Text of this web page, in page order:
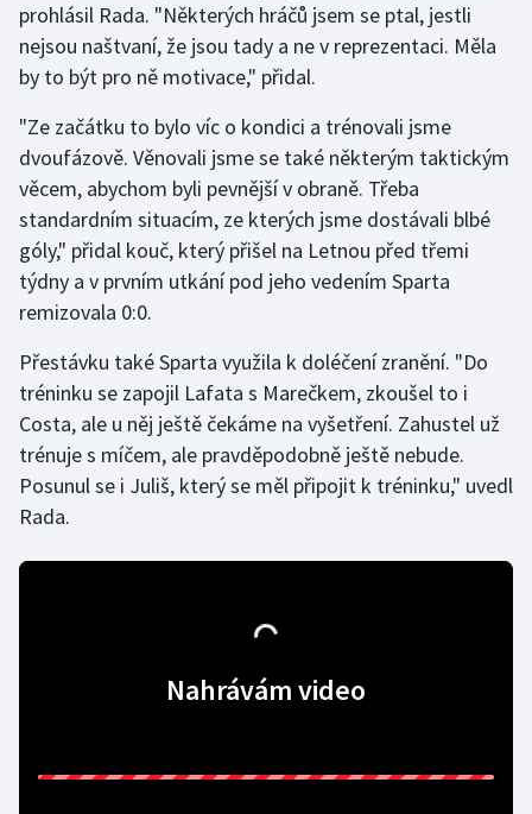
Lezení
Moderní pětiboj
Motorsport
Olympijské hry
Parasport
Plavání
Plážový volejbal
Ragby
Stolní tenis
prohlásil Rada. "Některých hráčů jsem se ptal, jestli
nejsou naštvaní, že jsou tady a ne v reprezentaci. Měla
by to být pro ně motivace," přidal.
"Ze začátku to bylo víc o kondici a trénovali jsme
dvoufázově. Věnovali jsme se také některým taktickým
věcem, abychom byli pevnější v obraně. Třeba
standardním situacím, ze kterých jsme dostávali blbé
góly," přidal kouč, který přišel na Letnou před třemi
týdny a v prvním utkání pod jeho vedením Sparta
remizovala 0:0.
Přestávku také Sparta využila k doléčení zranění. "Do
tréninku se zapojil Lafata s Marečkem, zkoušel to i
Costa, ale u něj ještě čekáme na vyšetření. Zahustel už
trénuje s míčem, ale pravděpodobně ještě nebude.
Posunul se i Juliš, který se měl připojit k tréninku," uvedl
Rada.
Nahrávám video